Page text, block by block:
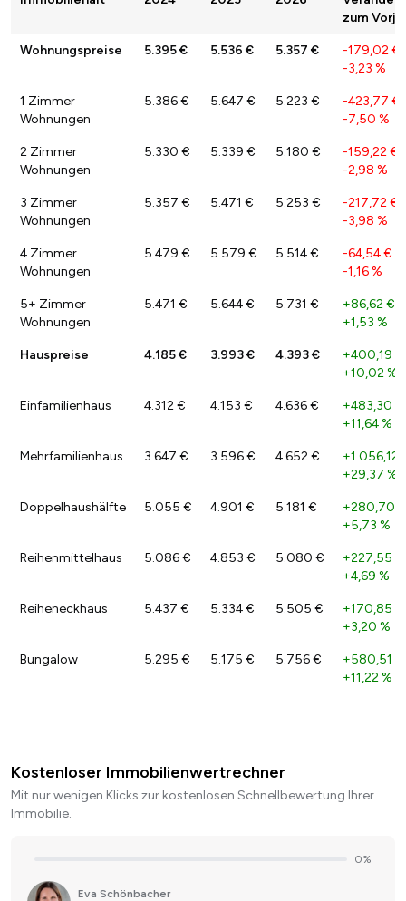
zum
Wohnungspreise 5.395 € 5.536 € 5.357 € -179,02 €
-3,23 %
1 Zimmer
Wohnungen
5.386 € 5.647 € 5.223 € -423,77 €
-7,50 %
2 Zimmer
Wohnungen
5.330 € 5.339 € 5.180 € -159,22 €
-2,98 %
3 Zimmer
Wohnungen
5.357 € 5.471 € 5.253 € -217,72 €
-3,98 %
4 Zimmer
Wohnungen
5.479 € 5.579 € 5.514 € -64,54 €
-1,16 %
5+ Zimmer
Wohnungen
5.471 € 5.644 € 5.731 € +86,62 €
+1,53 %
Hauspreise 4.185 € 3.993 € 4.393 € +400,19 €
+10,02 %
Einfamilienhaus 4.312 € 4.153 € 4.636 € +483,30 €
+11,64 %
Mehrfamilienhaus 3.647 € 3.596 € 4.652 €
+1.056,12
+29,37 %
Doppelhaushälfte 5.055 € 4.901 € 5.181 €
+280,70 €
+5,73 %
Reihenmittelhaus 5.086 € 4.853 € 5.080 € +227,55 €
+4,69 %
Reiheneckhaus 5.437 € 5.334 € 5.505 € +170,85 €
+3,20 %
Bungalow 5.295 € 5.175 € 5.756 € +580,51 €
+11,22 %
Kostenloser Immobilienwertrechner
Mit nur wenigen Klicks zur kostenlosen Schnellbewertung Ihrer
Immobilie.